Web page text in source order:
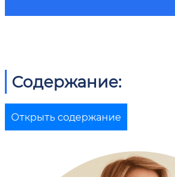
Содержание:
Открыть содержание